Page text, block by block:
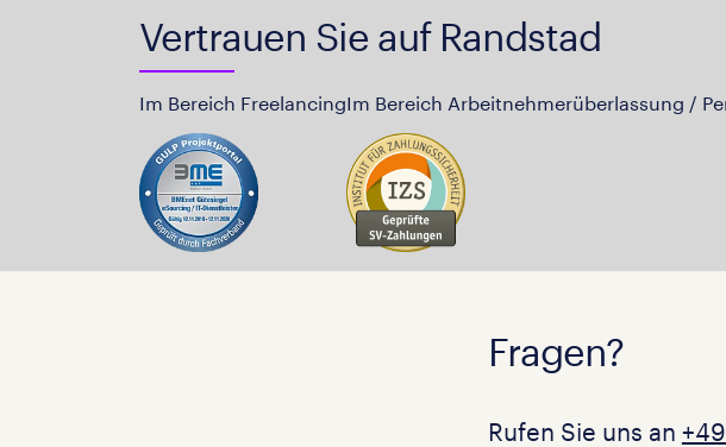
Vertrauen Sie auf Randstad
Im Bereich FreelancingIm Bereich Arbeitnehmerüberlassung /
Fragen?
Rufen Sie uns an